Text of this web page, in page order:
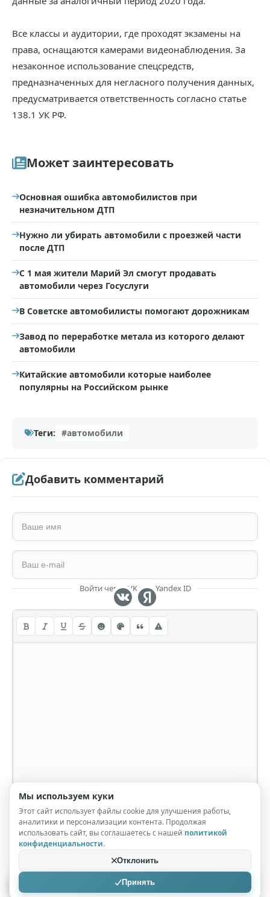
Все классы и аудитории, где проходят экзамены на
права, оснащаются камерами видеонаблюдения. За
незаконное использование спецсредств,
предназначенных для негласного получения данных,
предусматривается ответственность согласно статье
138.1 УК РФ.
Может заинтересовать
Основная ошибка автомобилистов при
незначительном ДТП
Нужно ли убирать автомобили с проезжей части
после ДТП
С 1 мая жители Марий Эл смогут продавать
автомобили через Госуслуги
В Советске автомобилисты помогают дорожникам
Завод по переработке метала из которого делают
автомобили
Китайские автомобили которые наиболее
популярны на Российском рынке
Теги: #автомобили
Добавить комментарий
Войти через VK или Yandex ID
Отправить
Мы используем куки
Этот сайт использует файлы cookie для улучшения работы,
аналитики и персонализации контента. Продолжая
использовать сайт, вы соглашаетесь с нашей политикой
конфиденциальности.
Отклонить
Принять